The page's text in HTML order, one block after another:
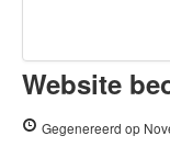
Website
Gegenereerd op